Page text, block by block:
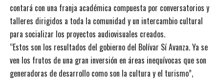
contará con una franja académica compuesta por conversatorios y
talleres dirigidos a toda la comunidad y un intercambio cultural
para socializar los proyectos audiovisuales creados.
“Estos son los resultados del gobierno del Bolívar Sí Avanza. Ya se
ven los frutos de una gran inversión en áreas inequívocas que son
generadoras de desarrollo como son la cultura y el turismo”,